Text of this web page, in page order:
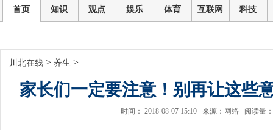
首页 知识 观点 娱乐 体育 互联网 科技
川北在线> 养生 >
家长们一定要注意！别再让这些
时间： 2018-08-07 15:10 来源：网络 阅读量